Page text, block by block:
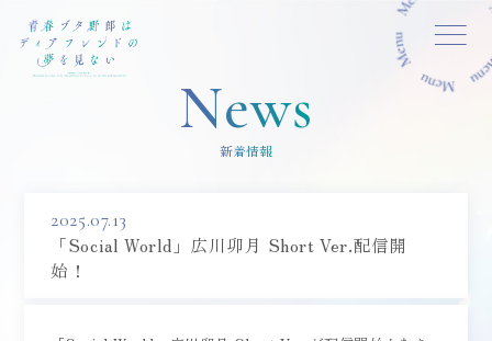
MENU CLOSE
News
新着情報
2025.07.13
「Social World」広川卯月 Short Ver.配信開
始！